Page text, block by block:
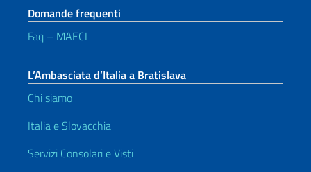
Domande frequenti
Faq – MAECI
L’Ambasciata d’Italia a Bratislava
Chi siamo
Italia e Slovacchia
Servizi Consolari e Visti